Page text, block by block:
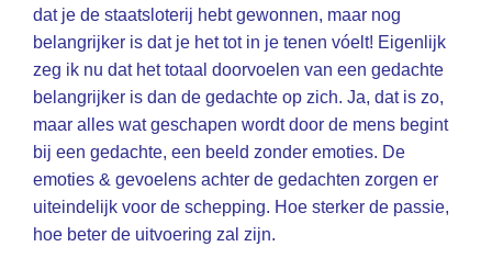
dat je de staatsloterij hebt gewonnen, maar nog
belangrijker is dat je het tot in je tenen vóelt! Eigenlijk
zeg ik nu dat het totaal doorvoelen van een gedachte
belangrijker is dan de gedachte op zich. Ja, dat is zo,
maar alles wat geschapen wordt door de mens begint
bij een gedachte, een beeld zonder emoties. De
emoties & gevoelens achter de gedachten zorgen er
uiteindelijk voor de schepping. Hoe sterker de passie,
hoe beter de uitvoering zal zijn.